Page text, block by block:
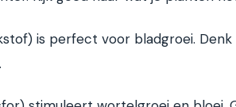
is perfect voor bladgroei. Denk